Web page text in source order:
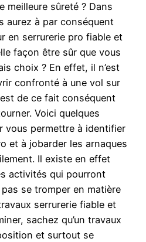
meilleure sûreté ? Dans
aurez à par conséquent
en serrurerie pro fiable et
façon être sûr que vous
choix ? En effet, il n’est
confronté à une vol sur
de ce fait conséquent
Voici quelques
vous permettre à identifier
et à jobarder les arnaques
Il existe en effet
activités qui pourront
se tromper en matière
serrurerie fiable et
sachez qu’un travaux
et surtout se